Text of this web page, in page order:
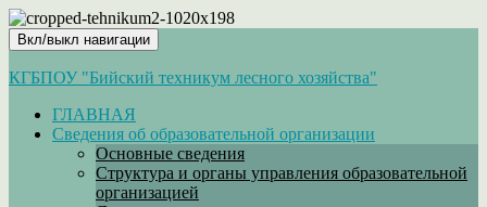
Вкл/выкл навигации
КГБПОУ "Бийский техникум лесного хозяйства"
ГЛАВНАЯ
Сведения об образовательной организации
Основные сведения
Структура и органы управления образовательной
организацией